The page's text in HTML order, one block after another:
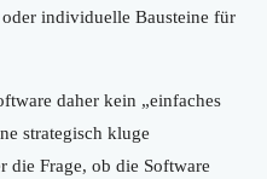
oder individuelle Bausteine für
daher kein „einfaches
strategisch kluge
die Frage, ob die Software